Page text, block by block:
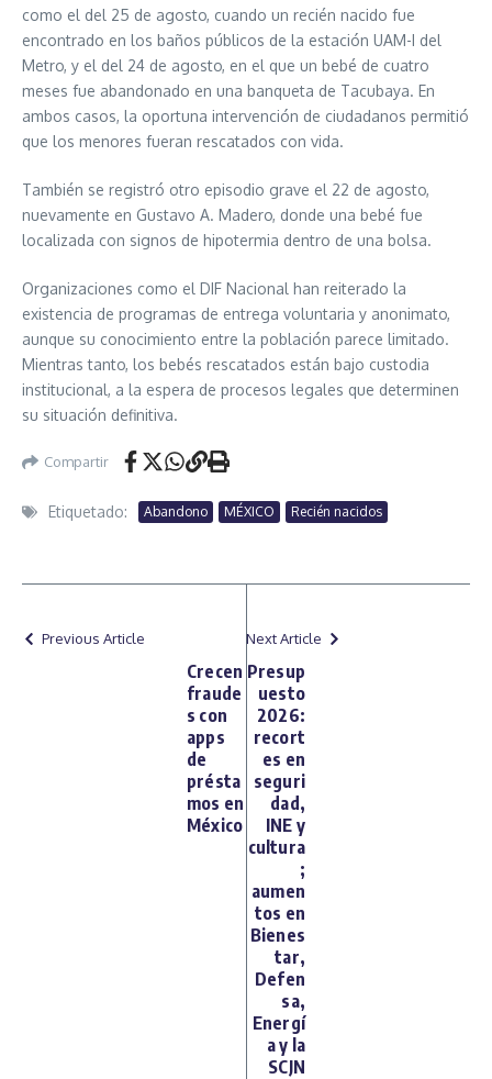
como el del 25 de agosto, cuando un recién nacido fue
encontrado en los baños públicos de la estación UAM-I del
Metro, y el del 24 de agosto, en el que un bebé de cuatro
meses fue abandonado en una banqueta de Tacubaya. En
ambos casos, la oportuna intervención de ciudadanos permitió
que los menores fueran rescatados con vida.
También se registró otro episodio grave el 22 de agosto,
nuevamente en Gustavo A. Madero, donde una bebé fue
localizada con signos de hipotermia dentro de una bolsa.
Organizaciones como el DIF Nacional han reiterado la
existencia de programas de entrega voluntaria y anonimato,
aunque su conocimiento entre la población parece limitado.
Mientras tanto, los bebés rescatados están bajo custodia
institucional, a la espera de procesos legales que determinen
su situación definitiva.
Compartir
Etiquetado: Abandono MÉXICO Recién nacidos
Previous Article
Crecen
fraude
s con
apps
de
présta
mos en
México
Next Article
Presup
uesto
2026:
recort
es en
seguri
dad,
INE y
cultura
;
aumen
tos en
Bienes
tar,
Defen
sa,
Energí
a y la
SCJN